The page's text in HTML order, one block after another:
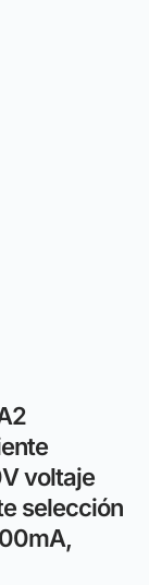
voltaje
selección